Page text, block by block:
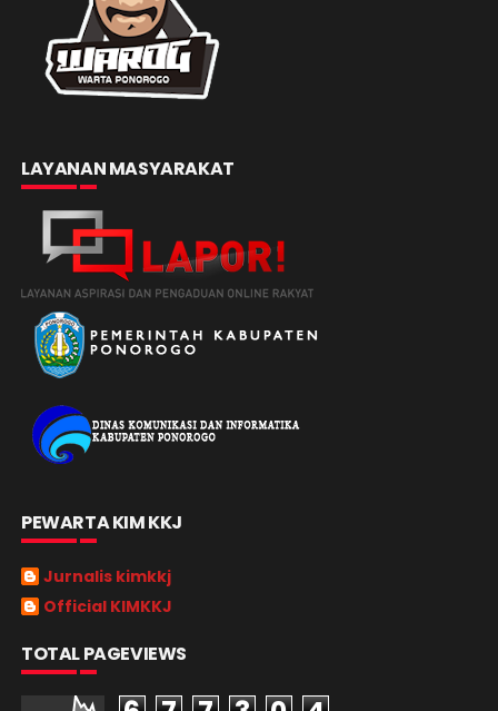
LAYANAN MASYARAKAT
PEWARTA KIM KKJ
Jurnalis kimkkj
Official KIMKKJ
TOTAL PAGEVIEWS